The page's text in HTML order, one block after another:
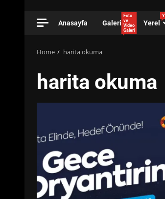
Anasayfa Galeri
Foto
ve
Video
Galeri
Yerel
Home harita okuma
harita okuma